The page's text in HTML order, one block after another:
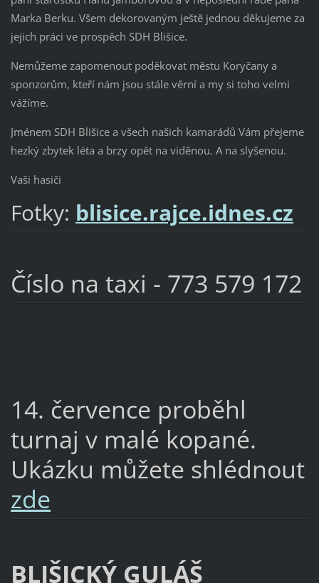
Marka Berku. Všem dekorovaným ještě jednou děkujeme za
jejich práci ve prospěch SDH Blišice.
Nemůžeme zapomenout poděkovat městu Koryčany a
sponzorům, kteří nám jsou stále věrní a my si toho velmi
vážíme.
Jménem SDH Blišice a všech našich kamarádů Vám přejeme
hezký zbytek léta a brzy opět na viděnou. A na slyšenou.
Vaši hasiči
Fotky: blisice.rajce.idnes.cz
Číslo na taxi - 773 579 172
14. července proběhl
turnaj v malé kopané.
Ukázku můžete shlédnout
zde
BLIŠICKÝ GULÁŠ